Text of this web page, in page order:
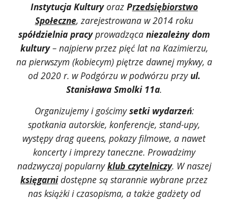
Instytucja Kulturyoraz Przedsiębiorstwo
Społeczne, zarejestrowana w 2014 roku
spółdzielnia pracyprowadząca niezależny dom
kultury– najpierw przez pięć lat na Kazimierzu,
na pierwszym (kobiecym) piętrze dawnej mykwy, a
od 2020 r. w Podgórzu w podwórzu przy ul.
Stanisława Smolki 11a.
Organizujemy i gościmysetki wydarzeń:
spotkania autorskie, konferencje, stand-upy,
występy drag queens, pokazy filmowe, a nawet
koncerty i imprezy taneczne. Prowadzimy
nadzwyczaj popularnyklub czytelniczy. W naszej
księgarnidostępne są starannie wybrane przez
nas książki i czasopisma, a także gadżety od